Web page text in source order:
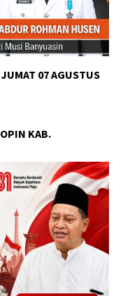
07 AGUSTUS
KAB.